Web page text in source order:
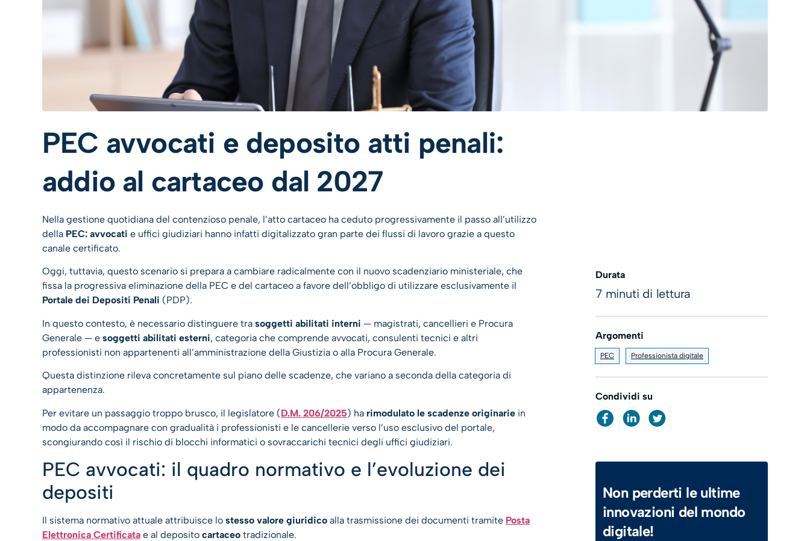
PEC avvocati e deposito atti penali:
addio al cartaceo dal 2027
Nella gestione quotidiana del contenzioso penale, l’atto cartaceo ha ceduto progressivamente il passo all’utilizzo
della PEC: avvocati e uffici giudiziari hanno infatti digitalizzato gran parte dei flussi di lavoro grazie a questo
canale certificato.
Oggi, tuttavia, questo scenario si prepara a cambiare radicalmente con il nuovo scadenziario ministeriale, che
fissa la progressiva eliminazione della PEC e del cartaceo a favore dell’obbligo di utilizzare esclusivamente il
Portale dei Depositi Penali (PDP).
In questo contesto, è necessario distinguere tra soggetti abilitati interni — magistrati, cancellieri e Procura
Generale — e soggetti abilitati esterni, categoria che comprende avvocati, consulenti tecnici e altri
professionisti non appartenenti all’amministrazione della Giustizia o alla Procura Generale.
Questa distinzione rileva concretamente sul piano delle scadenze, che variano a seconda della categoria di
appartenenza.
Per evitare un passaggio troppo brusco, il legislatore (D.M. 206/2025) ha rimodulato le scadenze originarie in
modo da accompagnare con gradualità i professionisti e le cancellerie verso l’uso esclusivo del portale,
scongiurando così il rischio di blocchi informatici o sovraccarichi tecnici degli uffici giudiziari.
PEC avvocati: il quadro normativo e l’evoluzione dei
depositi
Il sistema normativo attuale attribuisce lo stesso valore giuridico alla trasmissione dei documenti tramite Posta
Elettronica Certificata e al deposito cartaceo tradizionale.
Durata
7 minuti di lettura
Argomenti
PEC Professionista digitale
Condividi su
Non perderti le ultime
innovazioni del mondo
digitale!